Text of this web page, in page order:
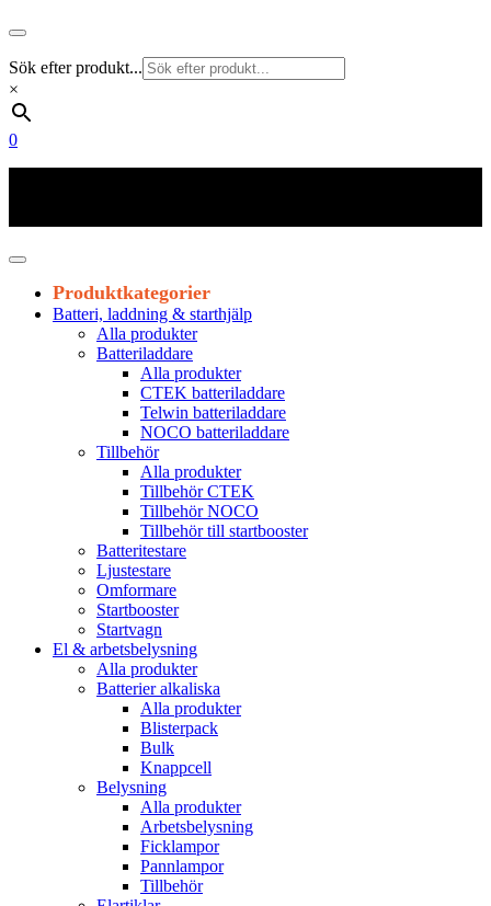
Sök efter produkt...
×
0
Produktkategorier
Batteri, laddning & starthjälp
Alla produkter
Batteriladdare
Alla produkter
CTEK batteriladdare
Telwin batteriladdare
NOCO batteriladdare
Tillbehör
Alla produkter
Tillbehör CTEK
Tillbehör NOCO
Tillbehör till startbooster
Batteritestare
Ljustestare
Omformare
Startbooster
Startvagn
El & arbetsbelysning
Alla produkter
Batterier alkaliska
Alla produkter
Blisterpack
Bulk
Knappcell
Belysning
Alla produkter
Arbetsbelysning
Ficklampor
Pannlampor
Tillbehör